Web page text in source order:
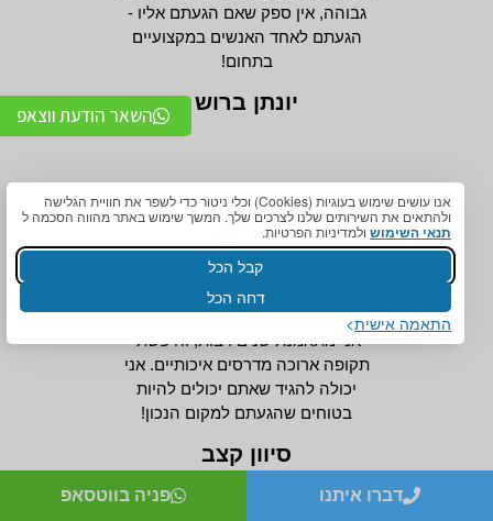
אנו עושים שימוש בעוגיות (Cookies) וכלי ניטור כדי לשפר את חוויית הגלישה
ולהתאים את השירותים שלנו לצרכים שלך. המשך שימוש באתר מהווה הסכמה ל
תנאי השימוש ולמדיניות הפרטיות.
קבל הכל
דחה הכל
התאמה אישית
גבוהה, אין ספק שאם הגעתם אליו -
הגעתם לאחד האנשים במקצועיים
בתחום!
יונתן ברוש
אני מתאמנת שנים רבות, וחיפשתי
תקופה ארוכה מדרסים איכותיים. אני
יכולה להגיד שאתם יכולים להיות
בטוחים שהגעתם למקום הנכון!
סיוון קצב
השאר הודעת ווצאפ
דברו איתנו פניה בווטסאפ